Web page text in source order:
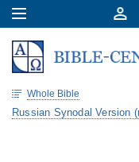
Whole Bible
Russian Synodal Version